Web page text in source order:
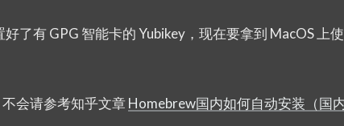
了有 GPG 智能卡的 Yubikey，现在要拿到 MacOS 上
会请参考知乎文章Homebrew国内如何自动安装（国